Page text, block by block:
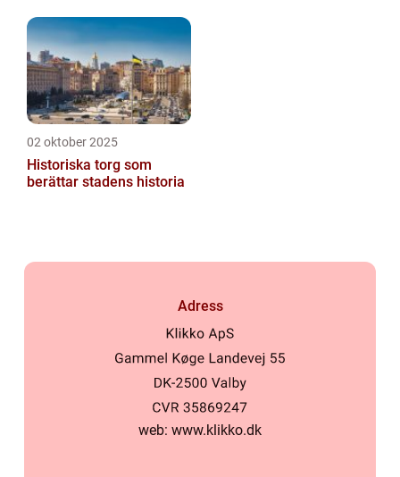
02 oktober 2025
Historiska torg som
berättar stadens historia
Adress
web: www.klikko.dk